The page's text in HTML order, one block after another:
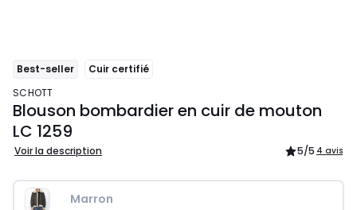
Best-seller
Cuir certifié
SCHOTT
Blouson bombardier en cuir de mouton
LC 1259
Voir la description 5/5 4 avis
Marron